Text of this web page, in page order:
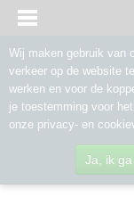
Wij maken gebruik van
verkeer op de website
werken en voor de
je toestemming voor
onze privacy- en
Ja, ik